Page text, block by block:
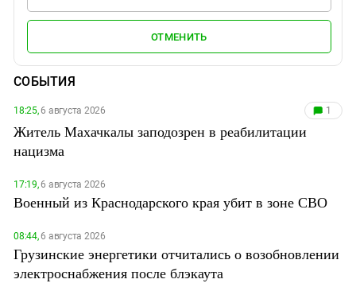
ОТМЕНИТЬ
СОБЫТИЯ
18:25,6 августа 2026 1
Житель Махачкалы заподозрен в реабилитации
нацизма
17:19,6 августа 2026
Военный из Краснодарского края убит в зоне СВО
08:44,6 августа 2026
Грузинские энергетики отчитались о возобновлении
электроснабжения после блэкаута